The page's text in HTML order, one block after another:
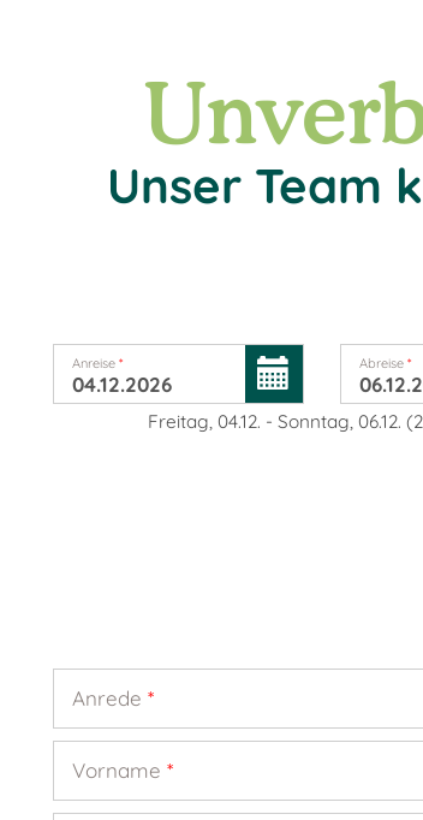
Unser Team
Anreise* Abreise *
Freitag, 04.12. - Sonntag, 06.12. (2
Anrede*
Vorname*